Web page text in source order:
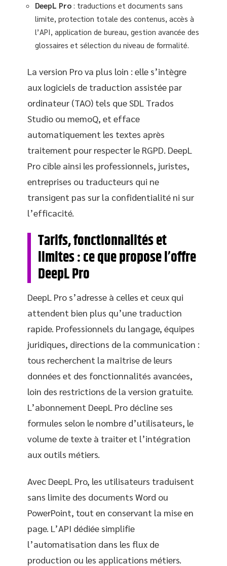
DeepL Pro : traductions et documents sans
limite, protection totale des contenus, accès à
l’API, application de bureau, gestion avancée des
glossaires et sélection du niveau de formalité.
La version Pro va plus loin : elle s’intègre
aux logiciels de traduction assistée par
ordinateur (TAO) tels que SDL Trados
Studio ou memoQ, et efface
automatiquement les textes après
traitement pour respecter le RGPD. DeepL
Pro cible ainsi les professionnels, juristes,
entreprises ou traducteurs qui ne
transigent pas sur la confidentialité ni sur
l’efficacité.
Tarifs, fonctionnalités et
limites : ce que propose l’offre
DeepL Pro
DeepL Pro s’adresse à celles et ceux qui
attendent bien plus qu’une traduction
rapide. Professionnels du langage, équipes
juridiques, directions de la communication :
tous recherchent la maîtrise de leurs
données et des fonctionnalités avancées,
loin des restrictions de la version gratuite.
L’abonnement DeepL Pro décline ses
formules selon le nombre d’utilisateurs, le
volume de texte à traiter et l’intégration
aux outils métiers.
Avec DeepL Pro, les utilisateurs traduisent
sans limite des documents Word ou
PowerPoint, tout en conservant la mise en
page. L’API dédiée simplifie
l’automatisation dans les flux de
production ou les applications métiers.